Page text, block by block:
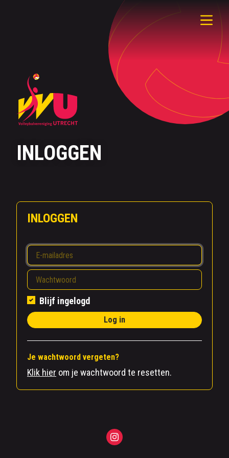
INLOGGEN
INLOGGEN
Blijf ingelogd
Log in
Je wachtwoord vergeten?
Klik hier om je wachtwoord te resetten.